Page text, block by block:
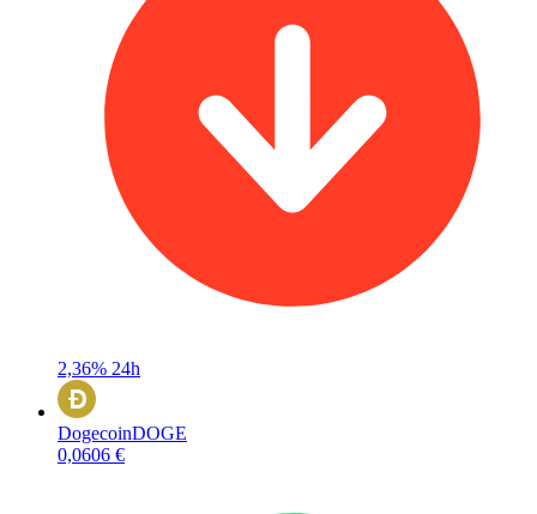
2,36% 24h
DogecoinDOGE
0,0606 €